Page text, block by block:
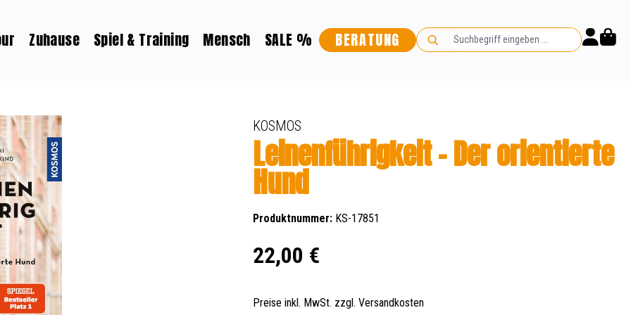
Zuhause Spiel & Training Mensch SALE % BERATUNG
KOSMOS
Leinenführigkeit - Der orientierte
Hund
Produktnummer: KS-17851
Regulärer Preis:
22,00 €
Preise inkl. MwSt. zzgl. Versandkosten